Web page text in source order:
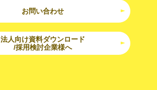
お問い合わせ
法人向け資料ダウンロード
/採用検討企業様へ